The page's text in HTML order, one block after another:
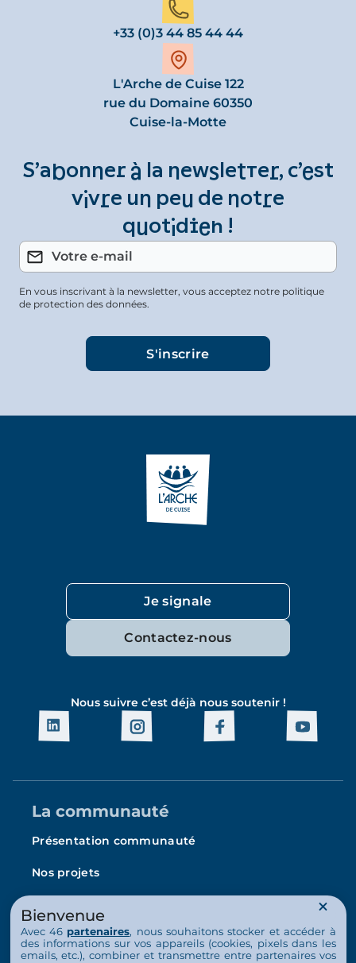
+33 (0)3 44 85 44 44
L'Arche de Cuise 122
rue du Domaine 60350
Cuise-la-Motte
S’abonner à la newsletter, c’est
vivre un peu de notre
quotidien !
En vous inscrivant à la newsletter, vous acceptez notre politique
de protection des données.
Je signale
Contactez-nous
Nous suivre c’est déjà nous soutenir !
La communauté
Présentation communauté
Nos projets
La vie au quotidien
Bienvenue
Avec 46 partenaires, nous souhaitons stocker et accéder à
des informations sur vos appareils (cookies, pixels dans les
emails, etc.), combiner et transmettre entre partenaires vos